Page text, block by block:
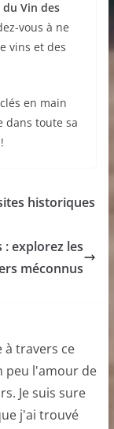
du Vin des
vous à ne
vins et des
en main
dans toute sa
historiques
explorez les
méconnus
à travers ce
peu l'amour de
Je suis sure
j'ai trouvé